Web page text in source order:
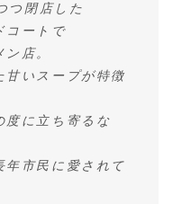
つ閉店した
コートで
店。
甘いスープが特徴
度に立ち寄るな
年市民に愛されて